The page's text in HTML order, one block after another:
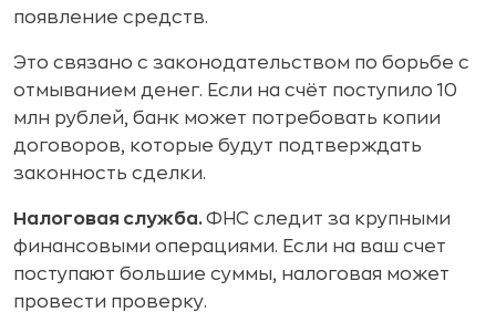
появление средств.
Это связано с законодательством по борьбе с
отмыванием денег. Если на счёт поступило 10
млн рублей, банк может потребовать копии
договоров, которые будут подтверждать
законность сделки.
Налоговая служба.ФНС следит за крупными
финансовыми операциями. Если на ваш счет
поступают большие суммы, налоговая может
провести проверку.